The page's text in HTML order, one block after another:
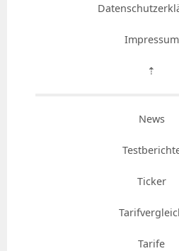
Impressum
⇡
News
Ticker
Tarife